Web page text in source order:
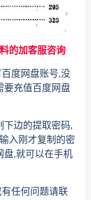
的加客服咨询
度网盘账号,没
要充值百度网盘
下边的提取密码,
入刚才复制的密
盘,就可以在手机
任何问题请联